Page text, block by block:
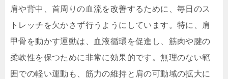
肩や背中、首周りの血流を改善するために、毎日のス
トレッチを欠かさず行うようにしています。特に、肩
甲骨を動かす運動は、血液循環を促進し、筋肉や腱の
柔軟性を保つために非常に効果的です。無理のない範
囲での軽い運動も、筋力の維持と肩の可動域の拡大に